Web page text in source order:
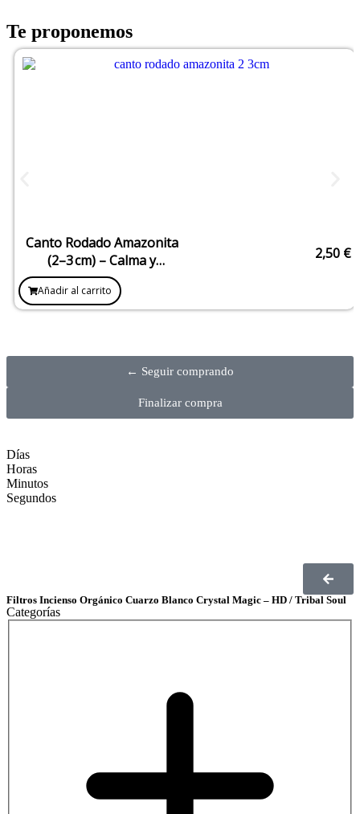
Te proponemos
Canto Rodado Amazonita
(2–3 cm) – Calma y
Comunicación
2,50 €
Añadir al carrito
← Seguir comprando
Finalizar compra
Días
Horas
Minutos
Segundos
Filtros Incienso Orgánico Cuarzo Blanco Crystal Magic – HD / Tribal Soul
Categorías